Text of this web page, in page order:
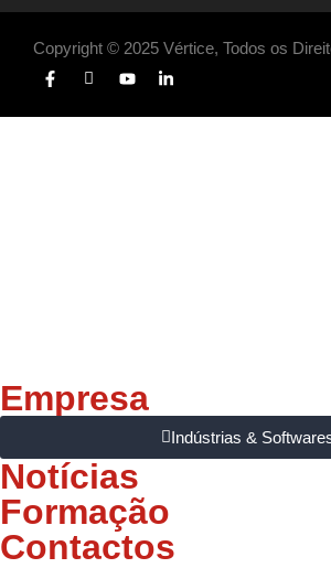
Copyright © 2025 Vértice, Todos os
Empresa
Indústrias &
Notícias
Formação
Contactos